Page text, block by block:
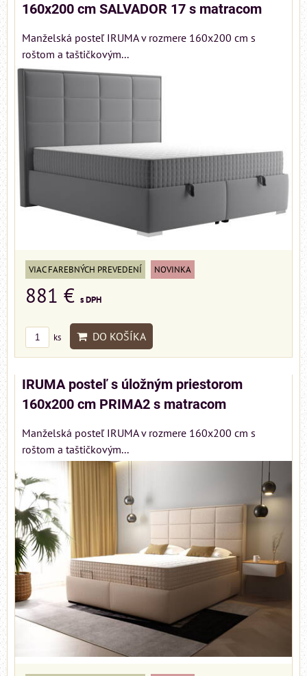
160x200 cm SALVADOR 17 s matracom
Manželská posteľ IRUMA v rozmere 160x200 cm s
roštom a taštičkovým...
VIAC FAREBNÝCH PREVEDENÍ NOVINKA
881 € s DPH
ks DO KOŠÍKA
IRUMA posteľ s úložným priestorom
160x200 cm PRIMA2 s matracom
Manželská posteľ IRUMA v rozmere 160x200 cm s
roštom a taštičkovým...